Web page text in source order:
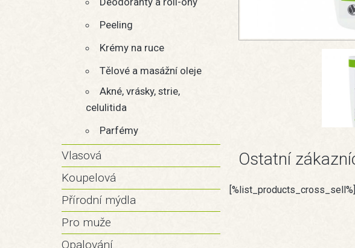
Peeling
Krémy na ruce
Tělové a masážní oleje
Akné, vrásky, strie,
celulitida
Parfémy
Vlasová
Koupelová
Přírodní mýdla
Pro muže
Opalování
Ostatní
[%list_products_cross_sell%]